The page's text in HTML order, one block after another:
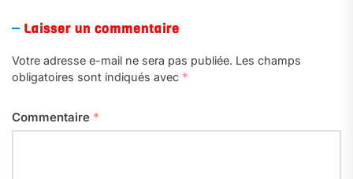
Laisser un commentaire
Votre adresse e-mail ne sera pas publiée. Les champs
obligatoires sont indiqués avec *
Commentaire *